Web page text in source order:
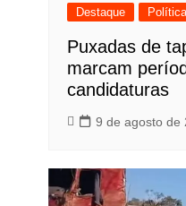
Destaque Política
Puxadas de
marcam
candidaturas
9 de agosto de